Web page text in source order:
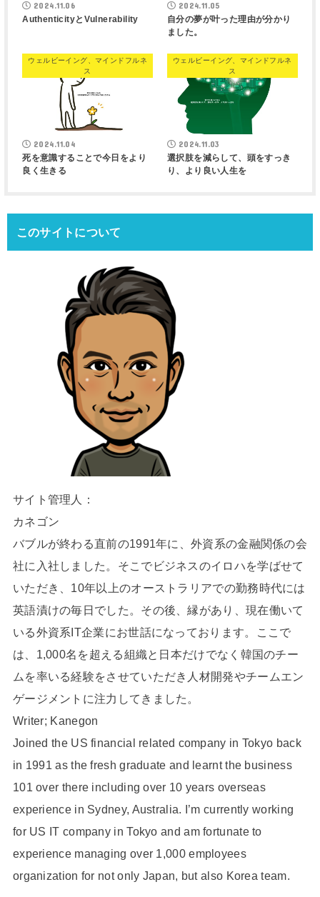
2024.11.06
AuthenticityとVulnerability
2024.11.05
自分の夢が叶った理由が分かり
ました。
ウェルビーイング、マインドフルネ
ス
2024.11.04
死を意識することで今日をより
良く生きる
ウェルビーイング、マインドフルネ
ス
2024.11.03
選択肢を減らして、頭をすっき
り、より良い人生を
このサイトについて
サイト管理人：
カネゴン
バブルが終わる直前の1991年に、外資系の金融関係の会
社に入社しました。そこでビジネスのイロハを学ばせて
いただき、10年以上のオーストラリアでの勤務時代には
英語漬けの毎日でした。その後、縁があり、現在働いて
いる外資系IT企業にお世話になっております。ここで
は、1,000名を超える組織と日本だけでなく韓国のチー
ムを率いる経験をさせていただき人材開発やチームエン
ゲージメントに注力してきました。
Writer; Kanegon
Joined the US financial related company in Tokyo back
in 1991 as the fresh graduate and learnt the business
101 over there including over 10 years overseas
experience in Sydney, Australia. I’m currently working
for US IT company in Tokyo and am fortunate to
experience managing over 1,000 employees
organization for not only Japan, but also Korea team.